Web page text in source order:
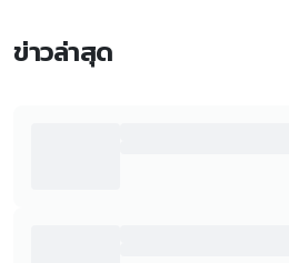
ข่าวล่าสุด